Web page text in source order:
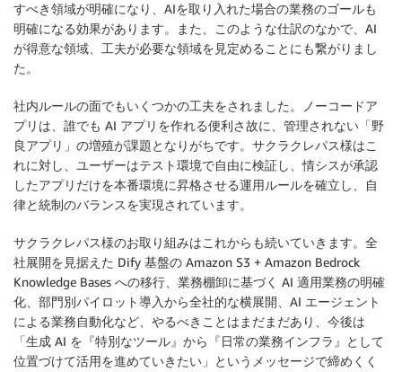
すべき領域が明確になり、AIを取り入れた場合の業務のゴールも
明確になる効果があります。また、このような仕訳のなかで、AI
が得意な領域、工夫が必要な領域を見定めることにも繋がりまし
た。
社内ルールの面でもいくつかの工夫をされました。ノーコードア
プリは、誰でも AI アプリを作れる便利さ故に、管理されない「野
良アプリ」の増殖が課題となりがちです。サクラクレパス様はこ
れに対し、ユーザーはテスト環境で自由に検証し、情シスが承認
したアプリだけを本番環境に昇格させる運用ルールを確立し、自
律と統制のバランスを実現されています。
サクラクレパス様のお取り組みはこれからも続いていきます。全
社展開を見据えた Dify 基盤の Amazon S3 + Amazon Bedrock
Knowledge Bases への移行、業務棚卸に基づく AI 適用業務の明確
化、部門別パイロット導入から全社的な横展開、AI エージェント
による業務自動化など、やるべきことはまだまだあり、今後は
「生成 AI を『特別なツール』から『日常の業務インフラ』として
位置づけて活用を進めていきたい」というメッセージで締めくく